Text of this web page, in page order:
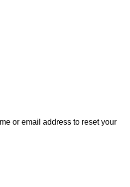
or email address to reset your